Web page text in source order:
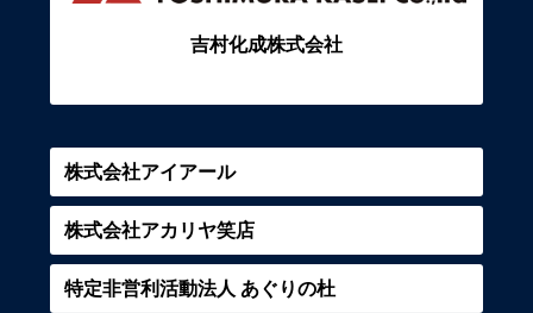
吉村化成株式会社
株式会社アイアール
株式会社アカリヤ笑店
特定非営利活動法人 あぐりの杜